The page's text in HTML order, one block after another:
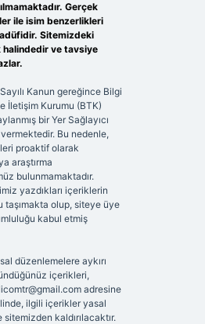
Gerçek
ile isim benzerlikleri
Sitemizdeki
ve tavsiye
Kanun gereğince Bilgi
İletişim Kurumu (BTK)
bir Yer Sağlayıcı
Bu nedenle,
proaktif olarak
araştırma
bulunmamaktadır.
yazdıkları içeriklerin
taşımakta olup, siteye üye
kabul etmiş
düzenlemelere aykırı
içerikleri,
adresine
ilgili içerikler yasal
kaldırılacaktır.